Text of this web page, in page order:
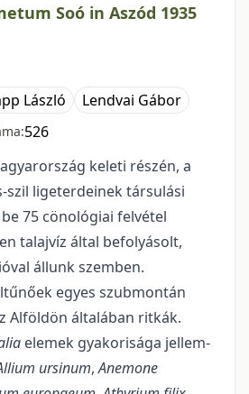
Soó in Aszód 1935
László Lendvai Gábor
526
keleti részén, a
szil ligeterde­inek társulási
75 cönológiai felvétel
talajvíz által befo­lyásolt,
állunk szemben.
egyes szubmontán
Alföldön általában ritkák.
elemek gyakorisága jellem­
ursinum,Anemone